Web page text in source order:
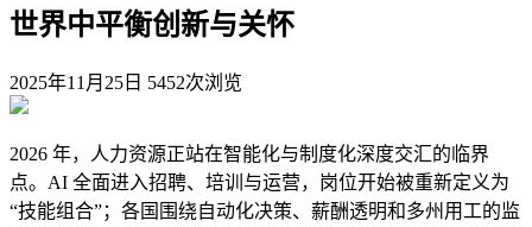
世界中平衡创新与关怀
2025年11月25日 5452次浏览
2026 年，人力资源正站在智能化与制度化深度交汇的临界
点。AI 全面进入招聘、培训与运营，岗位开始被重新定义为
“技能组合”；各国围绕自动化决策、薪酬透明和多州用工的监